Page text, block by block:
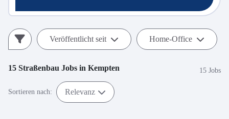
Veröffentlicht seit Home-Office
15 Straßenbau Jobs in Kempten 15 Jobs
Sortieren nach: Relevanz